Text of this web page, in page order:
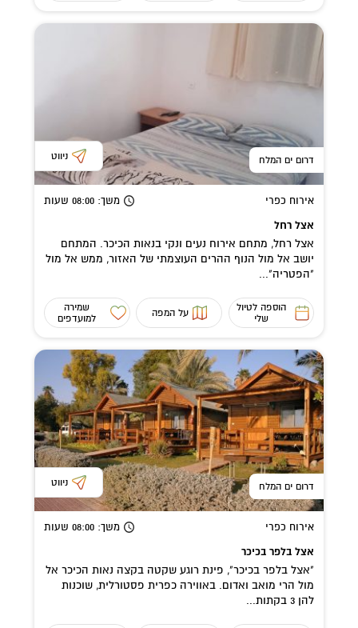
דרום ים המלח ניווט
אירוח כפרי משך: 08:00 שעות
אצל רחל
אצל רחל, מתחם אירוח נעים ונקי בנאות הכיכר. המתחם
יושב אל מול הנוף ההרים העוצמתי של האזור, ממש אל מול
"הפטריה"...
הוספה לטיול
שלי
על המפה
שמירה
למועדפים
דרום ים המלח ניווט
אירוח כפרי משך: 08:00 שעות
אצל בלפר בכיכר
"אצל בלפר בכיכר", פינת רוגע שקטה בקצה נאות הכיכר אל
מול הרי מואב ואדום. באווירה כפרית פסטורלית, שוכנות
להן 3 בקתות...